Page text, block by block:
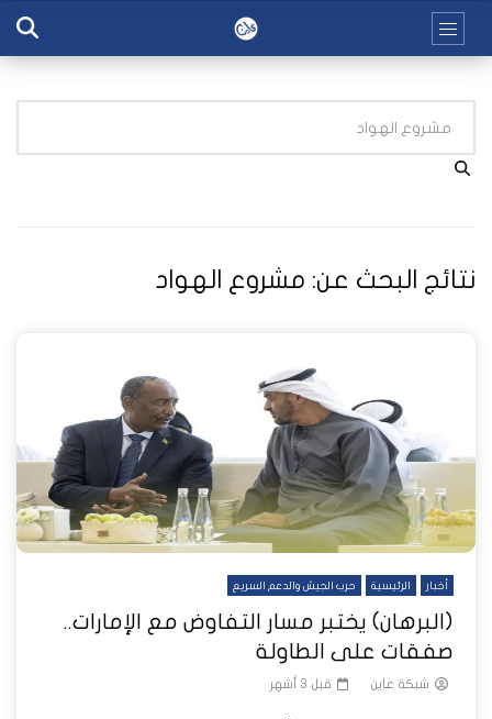
نتائج البحث عن: مشروع الهواد
أخبار الرئيسية حرب الجيش والدعم السريع
(البرهان) يختبر مسار التفاوض مع الإمارات..
صفقات على الطاولة
شبكة عاين قبل 3 أشهر